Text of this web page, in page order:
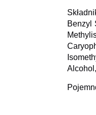
Benzyl